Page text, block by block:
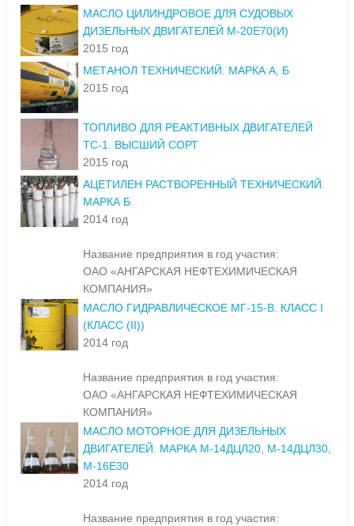
МАСЛО ЦИЛИНДРОВОЕ ДЛЯ СУДОВЫХ
ДИЗЕЛЬНЫХ ДВИГАТЕЛЕЙ М-20Е70(И)
2015 год
МЕТАНОЛ ТЕХНИЧЕСКИЙ. МАРКА А, Б
2015 год
ТОПЛИВО ДЛЯ РЕАКТИВНЫХ ДВИГАТЕЛЕЙ
ТС-1. ВЫСШИЙ СОРТ
2015 год
АЦЕТИЛЕН РАСТВОРЕННЫЙ ТЕХНИЧЕСКИЙ.
МАРКА Б
2014 год
Название предприятия в год участия:
ОАО «АНГАРСКАЯ НЕФТЕХИМИЧЕСКАЯ
КОМПАНИЯ»
МАСЛО ГИДРАВЛИЧЕСКОЕ МГ-15-В. КЛАСС I
(КЛАСС (II))
2014 год
Название предприятия в год участия:
ОАО «АНГАРСКАЯ НЕФТЕХИМИЧЕСКАЯ
КОМПАНИЯ»
МАСЛО МОТОРНОЕ ДЛЯ ДИЗЕЛЬНЫХ
ДВИГАТЕЛЕЙ. МАРКА М-14ДЦЛ20, М-14ДЦЛ30,
М-16Е30
2014 год
Название предприятия в год участия: